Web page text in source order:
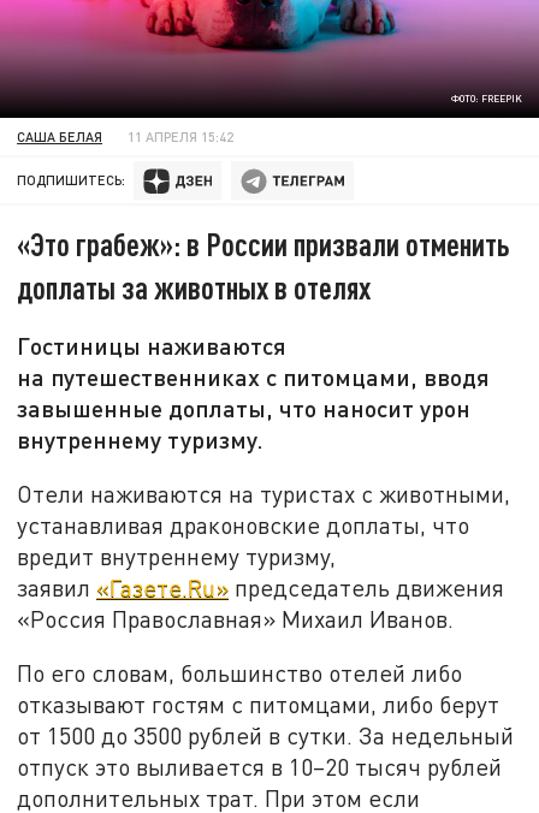
ФОТО: FREEPIK
САША БЕЛАЯ 11 АПРЕЛЯ 15:42
ПОДПИШИТЕСЬ:
«Это грабеж»: в России призвали отменить
доплаты за животных в отелях
Гостиницы наживаются
на путешественниках с питомцами, вводя
завышенные доплаты, что наносит урон
внутреннему туризму.
Отели наживаются на туристах с животными,
устанавливая драконовские доплаты, что
вредит внутреннему туризму,
заявил «Газете.Ru» председатель движения
«Россия Православная» Михаил Иванов.
По его словам, большинство отелей либо
отказывают гостям с питомцами, либо берут
от 1500 до 3500 рублей в сутки. За недельный
отпуск это выливается в 10–20 тысяч рублей
дополнительных трат. При этом если